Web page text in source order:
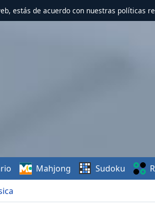
estás de acuerdo con nuestras políticas
Mahjong Sudoku